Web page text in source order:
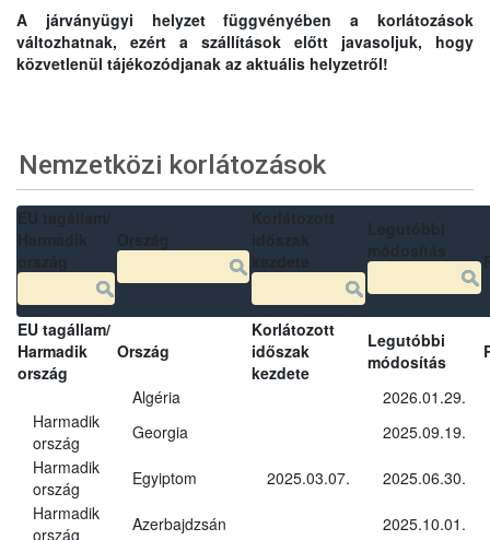
A járványügyi helyzet függvényében a korlátozások
változhatnak, ezért a szállítások előtt javasoljuk, hogy
közvetlenül tájékozódjanak az aktuális helyzetről!
Nemzetközi korlátozások
EU tagállam/
Harmadik
ország
Ország
Korlátozott
időszak
kezdete
Legutóbbi
módosítás
Algéria
2026.01.29.
Harmadik
ország
Georgia
2025.09.19.
Harmadik
ország
Egyiptom 2025.03.07.
2025.06.30.
Harmadik
ország
Azerbajdzsán
2025.10.01.